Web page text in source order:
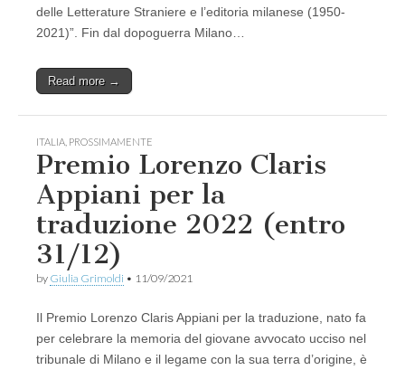
delle Letterature Straniere e l’editoria milanese (1950-
2021)”. Fin dal dopoguerra Milano…
Read more →
ITALIA PROSSIMAMENTE
Premio Lorenzo Claris
Appiani per la
traduzione 2022 (entro
31/12)
by Giulia Grimoldi • 11/09/2021
Il Premio Lorenzo Claris Appiani per la traduzione, nato fa
per celebrare la memoria del giovane avvocato ucciso nel
tribunale di Milano e il legame con la sua terra d’origine, è